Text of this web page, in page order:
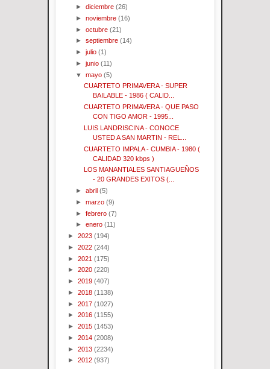
►diciembre (26)
►noviembre (16)
►octubre (21)
►septiembre (14)
►julio (1)
►junio (11)
▼mayo (5)
CUARTETO PRIMAVERA - SUPER
BAILABLE - 1986 ( CALID...
CUARTETO PRIMAVERA - QUE PASO
CON TIGO AMOR - 1995...
LUIS LANDRISCINA - CONOCE
USTED A SAN MARTIN - REL...
CUARTETO IMPALA - CUMBIA - 1980 (
CALIDAD 320 kbps )
LOS MANANTIALES SANTIAGUEÑOS
- 20 GRANDES EXITOS (...
►abril (5)
►marzo (9)
►febrero (7)
►enero (11)
► 2023 (194)
► 2022 (244)
► 2021 (175)
► 2020 (220)
► 2019 (407)
► 2018 (1138)
► 2017 (1027)
► 2016 (1155)
► 2015 (1453)
► 2014 (2008)
► 2013 (2234)
► 2012 (937)